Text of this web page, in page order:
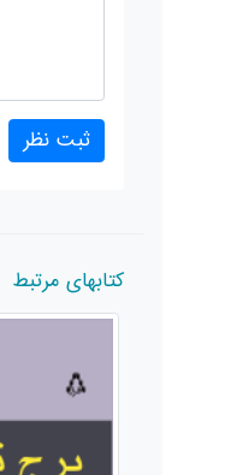
کتابهای مرتبط